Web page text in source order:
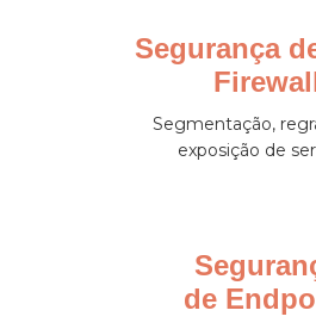
Segurança
Segmentação,
exposição de
de